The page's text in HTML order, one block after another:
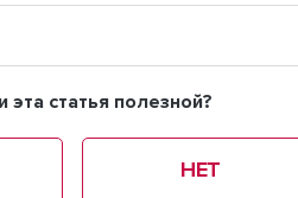
эта статья полезной?
НЕТ